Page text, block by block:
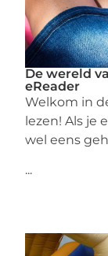
De wereld
eReader
Welkom in
lezen! Als je
wel eens
...